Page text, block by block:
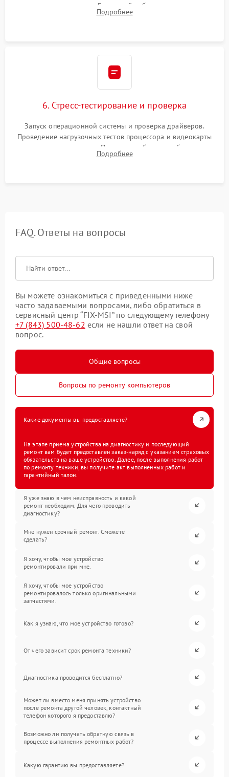
комплектующих в слоты. Грамотный кабель-менеджмент для
обеспечения правильной циркуляции воздуха внутри
Подробнее
6. Стресс-тестирование и проверка
Запуск операционной системы и проверка драйверов.
Проведение нагрузочных тестов процессора и видеокарты
для контроля температур. Проверка работоспособности всех
USB-портов, аудиовыходов и сетевого подключения.
Подробнее
FAQ. Ответы на вопросы
Вы можете ознакомиться с приведенными ниже
часто задаваемыми вопросами, либо обратиться в
сервисный центр “FIX-MSI” по следующему телефону
+7 (843) 500-48-62 если не нашли ответ на свой
вопрос.
Общие вопросы
Вопросы по ремонту компьютеров
Какие документы вы предоставляете?
На этапе приема устройства на диагностику и последующий
ремонт вам будет предоставлен заказ-наряд с указанием страховых
обязательств на ваше устройство. Далее, после выполнения работ
по ремонту техники, вы получите акт выполненных работ и
гарантийный талон.
Я уже знаю в чем неисправность и какой
ремонт необходим. Для чего проводить
диагностику?
Мне нужен срочный ремонт. Сможете
сделать?
Я хочу, чтобы мое устройство
ремонтировали при мне.
Я хочу, чтобы мое устройство
ремонтировалось только оригинальными
запчастями.
Как я узнаю, что мое устройство готово?
От чего зависит срок ремонта техники?
Диагностика проводится бесплатно?
Может ли вместо меня принять устройство
после ремонта другой человек, контактный
телефон которого я предоставлю?
Возможно ли получать обратную связь в
процессе выполнения ремонтных работ?
Какую гарантию вы предоставляете?